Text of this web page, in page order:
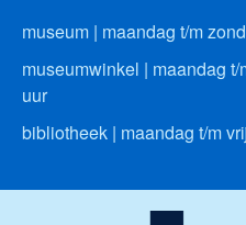
museum | maandag t/m
museumwinkel | maandag
uur
bibliotheek | maandag t/m